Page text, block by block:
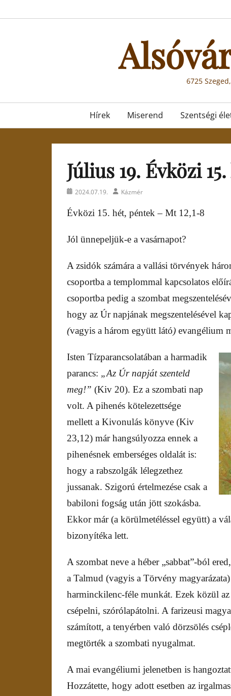
to
6725
Primary
menu
Hírek Miserend Szentségi
Július 19. Évközi
Posted2024.07.19. AuthorKázmér
Évközi 15. hét, péntek – Mt 12,1-8
Jól ünnepeljük-e a vasárnapot?
A zsidók számára a vallási törvények
csoportba a templommal kapcsolatos
csoportba pedig a szombat
hogy az Úr napjának megszentelésével
(vagyis a három együtt látó) evangélium
Isten Tízparancsolatában a harmadik
parancs: „Az Úr napját szenteld
meg!” (Kiv 20). Ez a szombati nap
volt. A pihenés kötelezettsége
mellett a Kivonulás könyve (Kiv
23,12) már hangsúlyozza ennek a
pihenésnek emberséges oldalát is:
hogy a rabszolgák lélegzethez
jussanak. Szigorú értelmezése csak a
babiloni fogság után jött szokásba.
Ekkor már (a körülmetéléssel együtt) a
bizonyítéka lett.
A szombat neve a héber „sabbat”-ból
a Talmud (vagyis a Törvény
harminckilenc-féle munkát. Ezek közül
csépelni, szórólapátolni. A farizeusi
számított, a tenyérben való dörzsölés
megtörték a szombati nyugalmat.
A mai evangéliumi jelenetben is
Hozzátette, hogy adott esetben az